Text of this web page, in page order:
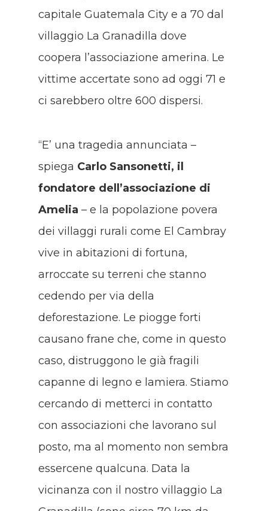
capitale Guatemala City e a 70 dal
villaggio La Granadilla dove
coopera l’associazione amerina. Le
vittime accertate sono ad oggi 71 e
ci sarebbero oltre 600 dispersi.
“E’ una tragedia annunciata –
spiega Carlo Sansonetti, il
fondatore dell’associazione di
Amelia – e la popolazione povera
dei villaggi rurali come El Cambray
vive in abitazioni di fortuna,
arroccate su terreni che stanno
cedendo per via della
deforestazione. Le piogge forti
causano frane che, come in questo
caso, distruggono le già fragili
capanne di legno e lamiera. Stiamo
cercando di metterci in contatto
con associazioni che lavorano sul
posto, ma al momento non sembra
essercene qualcuna. Data la
vicinanza con il nostro villaggio La